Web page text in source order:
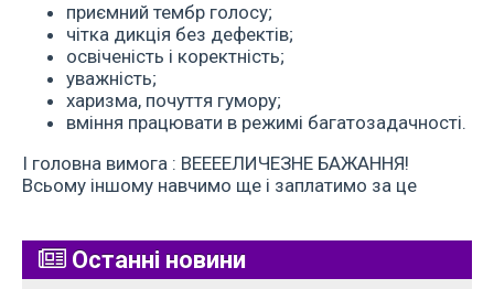
приємний тембр голосу;
чітка дикція без дефектів;
освіченість і коректність;
уважність;
харизма, почуття гумору;
вміння працювати в режимі багатозадачності.
І головна вимога : ВЕЕЕЕЛИЧЕЗНЕ БАЖАННЯ!
Всьому іншому навчимо ще і заплатимо за це
Останні новини